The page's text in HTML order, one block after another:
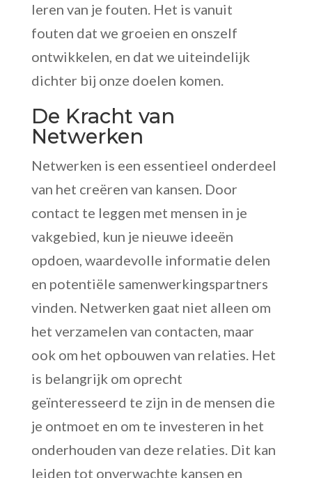
leren van je fouten. Het is vanuit
fouten dat we groeien en onszelf
ontwikkelen, en dat we uiteindelijk
dichter bij onze doelen komen.
De Kracht van
Netwerken
Netwerken is een essentieel onderdeel
van het creëren van kansen. Door
contact te leggen met mensen in je
vakgebied, kun je nieuwe ideeën
opdoen, waardevolle informatie delen
en potentiële samenwerkingspartners
vinden. Netwerken gaat niet alleen om
het verzamelen van contacten, maar
ook om het opbouwen van relaties. Het
is belangrijk om oprecht
geïnteresseerd te zijn in de mensen die
je ontmoet en om te investeren in het
onderhouden van deze relaties. Dit kan
leiden tot onverwachte kansen en